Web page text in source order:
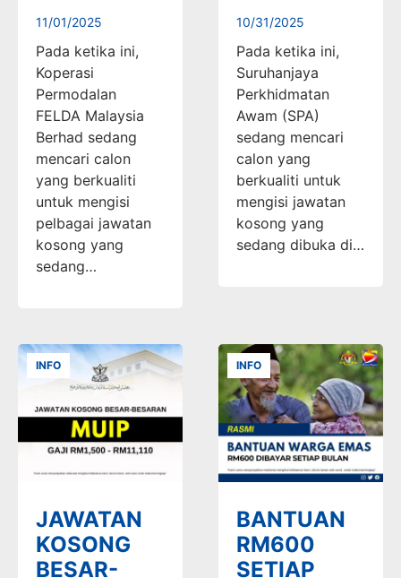
11/01/2025
Pada ketika ini,
Koperasi
Permodalan
FELDA Malaysia
Berhad sedang
mencari calon
yang berkualiti
untuk mengisi
pelbagai jawatan
kosong yang
sedang…
10/31/2025
Pada ketika ini,
Suruhanjaya
Perkhidmatan
Awam (SPA)
sedang mencari
calon yang
berkualiti untuk
mengisi jawatan
kosong yang
sedang dibuka di…
INFO
JAWATAN
KOSONG
BESAR-
INFO
BANTUAN
RM600
SETIAP